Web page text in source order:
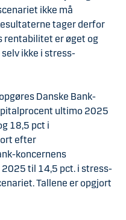
ikke må
tager derfor
rentabilitet er øget og
ikke i stress-
Danske Bank-
ultimo 2025
18,5 pct i
efter
koncernens
til 14,5 pct. i stress-
Tallene er opgjort